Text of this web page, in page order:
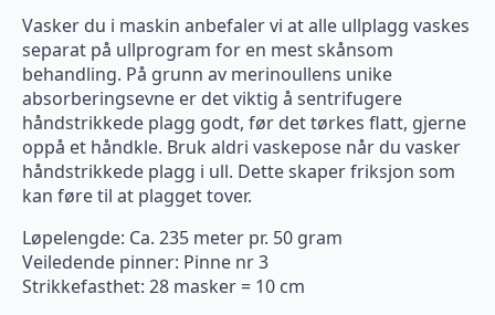
Vasker du i maskin anbefaler vi at alle ullplagg vaskes
separat på ullprogram for en mest skånsom
behandling. På grunn av merinoullens unike
absorberingsevne er det viktig å sentrifugere
håndstrikkede plagg godt, før det tørkes flatt, gjerne
oppå et håndkle. Bruk aldri vaskepose når du vasker
håndstrikkede plagg i ull. Dette skaper friksjon som
kan føre til at plagget tover.
Løpelengde: Ca. 235 meter pr. 50 gram
Veiledende pinner: Pinne nr 3
Strikkefasthet: 28 masker = 10 cm